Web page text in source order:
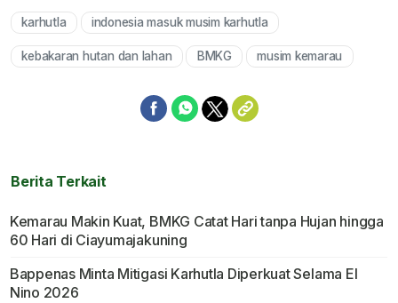
karhutla indonesia masuk musim karhutla
kebakaran hutan dan lahan BMKG musim kemarau
Berita Terkait
Kemarau Makin Kuat, BMKG Catat Hari tanpa Hujan hingga
60 Hari di Ciayumajakuning
Bappenas Minta Mitigasi Karhutla Diperkuat Selama El
Nino 2026